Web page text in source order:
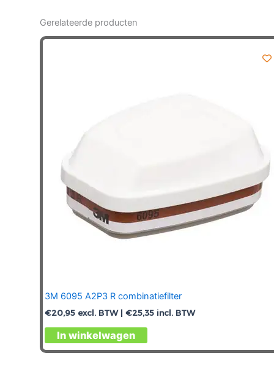
Gerelateerde producten
3M 6095 A2P3 R combinatiefilter
€20,95 excl. BTW | €25,35 incl. BTW
In winkelwagen